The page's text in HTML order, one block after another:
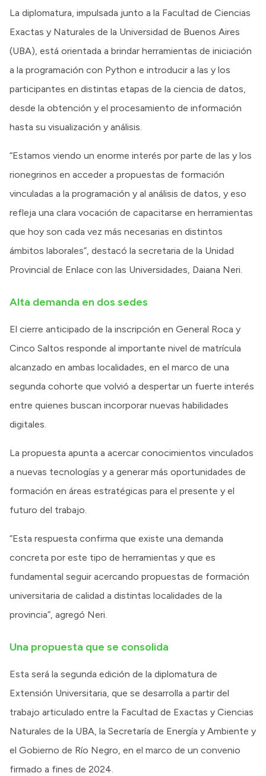
La diplomatura, impulsada junto a la Facultad de Ciencias
Exactas y Naturales de la Universidad de Buenos Aires
(UBA), está orientada a brindar herramientas de iniciación
a la programación con Python e introducir a las y los
participantes en distintas etapas de la ciencia de datos,
desde la obtención y el procesamiento de información
hasta su visualización y análisis.
“Estamos viendo un enorme interés por parte de las y los
rionegrinos en acceder a propuestas de formación
vinculadas a la programación y al análisis de datos, y eso
refleja una clara vocación de capacitarse en herramientas
que hoy son cada vez más necesarias en distintos
ámbitos laborales”, destacó la secretaria de la Unidad
Provincial de Enlace con las Universidades, Daiana Neri.
Alta demanda en dos sedes
El cierre anticipado de la inscripción en General Roca y
Cinco Saltos responde al importante nivel de matrícula
alcanzado en ambas localidades, en el marco de una
segunda cohorte que volvió a despertar un fuerte interés
entre quienes buscan incorporar nuevas habilidades
digitales.
La propuesta apunta a acercar conocimientos vinculados
a nuevas tecnologías y a generar más oportunidades de
formación en áreas estratégicas para el presente y el
futuro del trabajo.
“Esta respuesta confirma que existe una demanda
concreta por este tipo de herramientas y que es
fundamental seguir acercando propuestas de formación
universitaria de calidad a distintas localidades de la
provincia”, agregó Neri.
Una propuesta que se consolida
Esta será la segunda edición de la diplomatura de
Extensión Universitaria, que se desarrolla a partir del
trabajo articulado entre la Facultad de Exactas y Ciencias
Naturales de la UBA, la Secretaría de Energía y Ambiente y
el Gobierno de Río Negro, en el marco de un convenio
firmado a fines de 2024.